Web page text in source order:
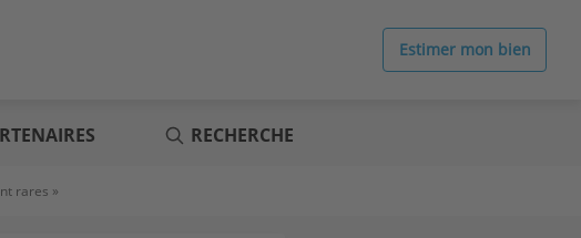
Estimer mon bien
RECHERCHE
rares »